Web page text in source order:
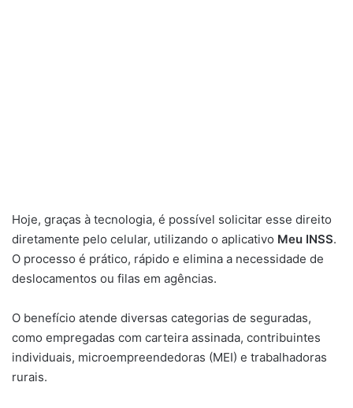
Hoje, graças à tecnologia, é possível solicitar esse direito
diretamente pelo celular, utilizando o aplicativo Meu INSS.
O processo é prático, rápido e elimina a necessidade de
deslocamentos ou filas em agências.
O benefício atende diversas categorias de seguradas,
como empregadas com carteira assinada, contribuintes
individuais, microempreendedoras (MEI) e trabalhadoras
rurais.